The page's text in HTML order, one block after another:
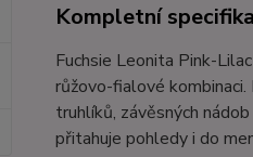
Kompletní
Fuchsie Leonita Pink-
růžovo-fialové
truhlíků, závěsných
přitahuje pohledy i do